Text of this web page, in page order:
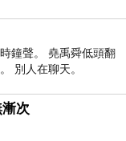
是不是陪小
鐘聲。 堯禹舜低頭翻
別人在聊天。
次